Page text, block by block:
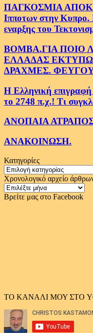
ΠΑΓΚΟΣΜΙΑ
Ιπποτων στην
εναρξης του
ΒΟΜΒΑ.ΓΙΑ ΠΟΙΟ
ΕΛΛΑΔΑΣ
ΔΡΑΧΜΕΣ.
Η Ελληνική
το 2748 π.χ.! Τι
ΑΝΟΠΑΙΑ ΑΤΡΑΠΟΣ
ΑΝΑΚΟΙΝΩΣΗ.
Κατηγορίες
Κατηγορίες
Χρονολογικό αρχείο
Χρονολογικό
αρχείο
Βρείτε μας στο Facebook
ΤΟ ΚΑΝΑΛΙ ΜΟΥ ΣΤΟ